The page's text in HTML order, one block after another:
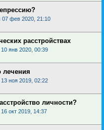
07 фев 2020, 21:10
расстройствах
10 янв 2020, 00:39
лечения
13 ноя 2019, 02:22
личности?
16 окт 2019, 14:37